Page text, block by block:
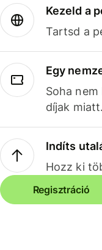
Kezeld a
Tartsd a
Egy
Soha
díjak miatt.
Indíts
Hozz ki
Regisztráció